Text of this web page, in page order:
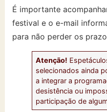
É importante
festival e o e-mail
para não perder os
Atenção!
selecionados ainda
a integrar a
desistência ou
participação de